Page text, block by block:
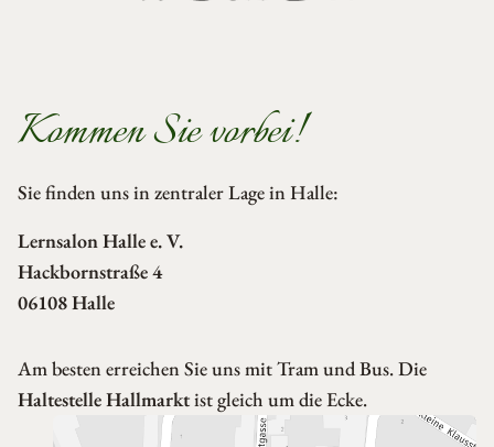
Kommen Sie vorbei!
Sie finden uns in zentraler Lage in Halle:
Lernsalon Halle e. V.
Hackbornstraße 4
06108 Halle
Am besten erreichen Sie uns mit Tram und Bus. Die
Haltestelle Hallmarktist gleich um die Ecke.